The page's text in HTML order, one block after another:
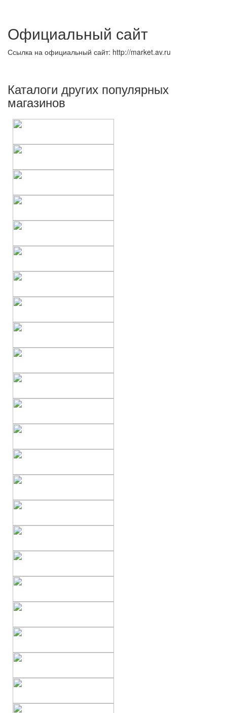
Официальный сайт
Ссылка на официальный сайт: http://market.av.ru
Каталоги других популярных
магазинов